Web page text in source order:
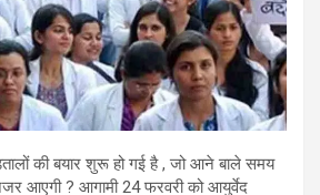
की बयार शुरू हो गई है , जो आने बाले समय
आएगी ? आगामी 24 फरवरी को आयुर्वेद